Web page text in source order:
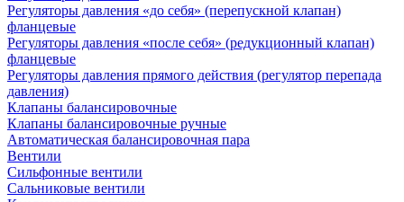
Регуляторы давления «до себя» (перепускной клапан)
фланцевые
Регуляторы давления «после себя» (редукционный клапан)
фланцевые
Регуляторы давления прямого действия (регулятор перепада
давления)
Клапаны балансировочные
Клапаны балансировочные ручные
Автоматическая балансировочная пара
Вентили
Сильфонные вентили
Сальниковые вентили